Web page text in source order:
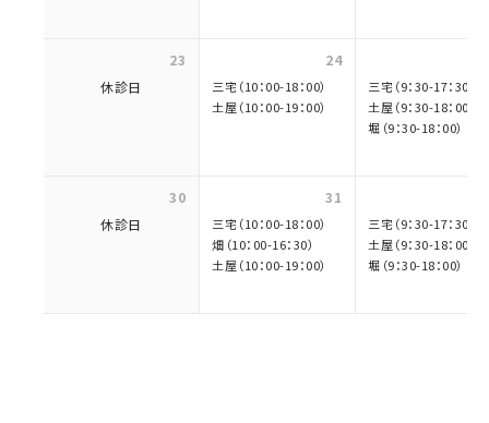
23
休診日
24
三宅（10：00-18：00）
土屋（10：00-19：00）
三宅（9：30-17：30）
土屋（9：30-18：00）
堀（9：30-18：00）
30
休診日
31
三宅（10：00-18：00）
畑（10：00-16：30）
土屋（10：00-19：00）
三宅（9：30-17：30）
土屋（9：30-18：00）
堀（9：30-18：00）